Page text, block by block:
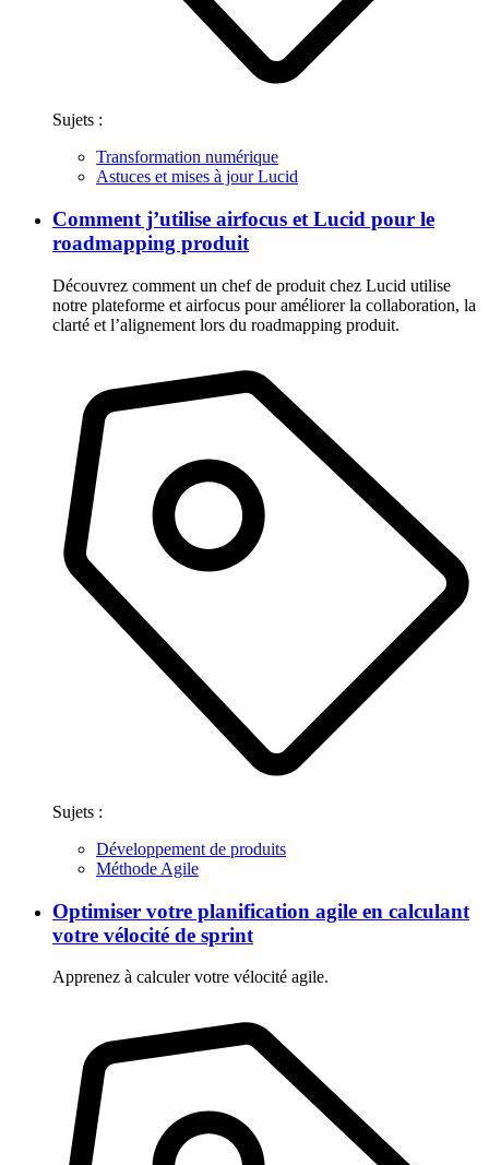
Sujets :
Transformation numérique
Astuces et mises à jour Lucid
Comment j’utilise airfocus et Lucid pour le
roadmapping produit
Découvrez comment un chef de produit chez Lucid utilise
notre plateforme et airfocus pour améliorer la collaboration, la
clarté et l’alignement lors du roadmapping produit.
Sujets :
Développement de produits
Méthode Agile
Optimiser votre planification agile en calculant
votre vélocité de sprint
Apprenez à calculer votre vélocité agile.